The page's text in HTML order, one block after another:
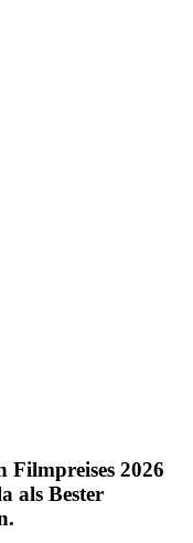
Filmpreises 2026
als Bester